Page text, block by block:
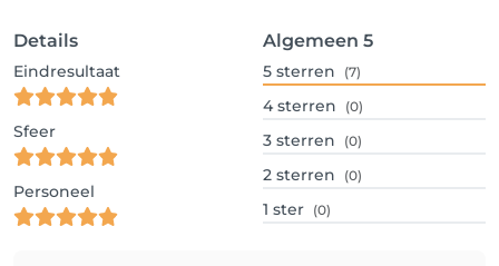
Details
Eindresultaat
Sfeer
Personeel
Algemeen 5
5 sterren (7)
4 sterren (0)
3 sterren (0)
2 sterren (0)
1 ster (0)